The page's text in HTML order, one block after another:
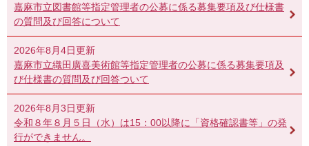
嘉麻市立図書館等指定管理者の公募に係る募集要項及び仕様書
の質問及び回答について
2026年8月4日更新
嘉麻市立織田廣喜美術館等指定管理者の公募に係る募集要項及
び仕様書の質問及び回答ついて
2026年8月3日更新
令和８年８月５日（水）は15：00以降に「資格確認書等」の発
行ができません。